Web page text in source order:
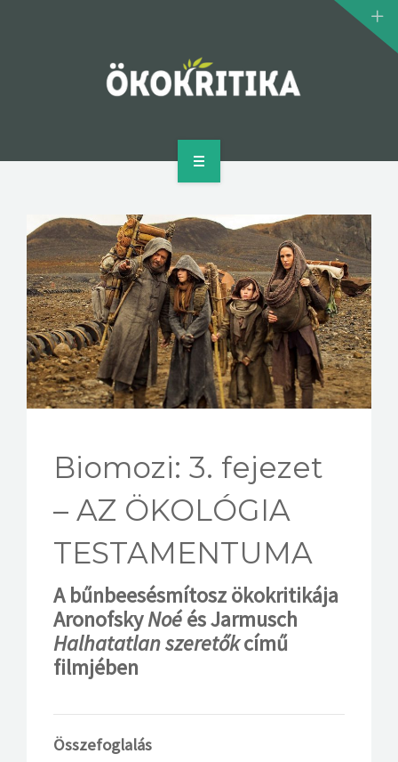
MI AZ ÖKOKRITIKA?
KLÍMASZÖRNYEK
BIOMOZI
SZERZŐ
KAPCSOLAT
Biomozi: 3. fejezet
– AZ ÖKOLÓGIA
TESTAMENTUMA
A bűnbeesésmítosz ökokritikája
AronofskyNoéés Jarmusch
Halhatatlan szeretőkcímű
filmjében
Összefoglalás